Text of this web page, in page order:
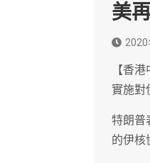
美
2020
【香
實施對
特朗普
的伊核